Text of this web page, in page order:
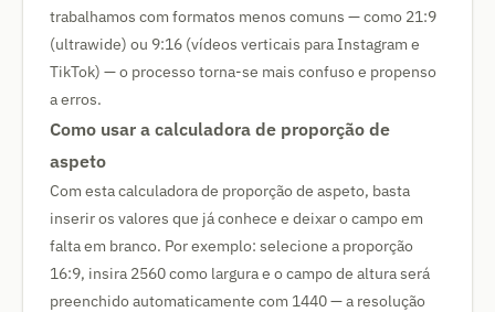
trabalhamos com formatos menos comuns — como 21:9
(ultrawide) ou 9:16 (vídeos verticais para Instagram e
TikTok) — o processo torna-se mais confuso e propenso
a erros.
Como usar a calculadora de proporção de
aspeto
Com esta calculadora de proporção de aspeto, basta
inserir os valores que já conhece e deixar o campo em
falta em branco. Por exemplo: selecione a proporção
16:9, insira 2560 como largura e o campo de altura será
preenchido automaticamente com 1440 — a resolução